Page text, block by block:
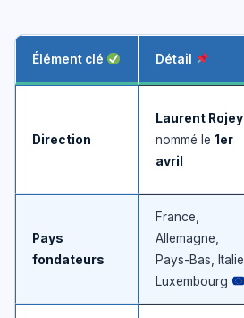
Élément clé Détail
Direction
Laurent Rojey
nommé le 1er
avril
Pays
fondateurs
France,
Allemagne,
Pays-Bas, Italie,
Luxembourg